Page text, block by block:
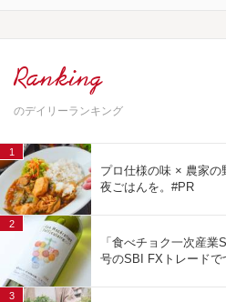
Ranking
のデイリーランキング
プロ仕様の味 × 農家の
夜ごはんを。#PR
1
「食べチョク一次産
号のSBI FXトレードで
2
3